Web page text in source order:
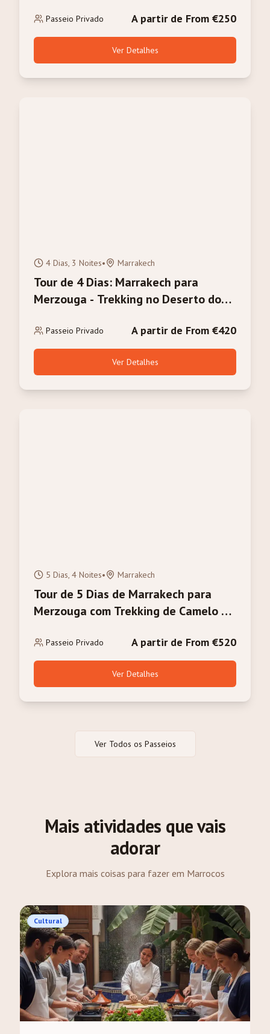
Passeio Privado A partir de From €250
Ver Detalhes
4 Dias, 3 Noites• Marrakech
Tour de 4 Dias: Marrakech para
Merzouga - Trekking no Deserto do
Passeio Privado A partir de From €420
Ver Detalhes
5 Dias, 4 Noites• Marrakech
Tour de 5 Dias de Marrakech para
Merzouga com Trekking de Camelo no
Passeio Privado A partir de From €520
Ver Detalhes
Ver Todos os Passeios
Mais atividades que vais
adorar
Explora mais coisas para fazer em Marrocos
Cultural